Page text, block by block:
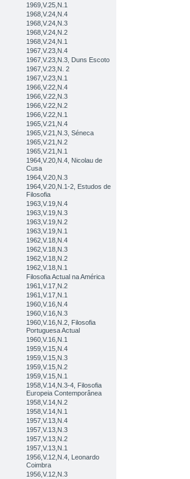
1969,V.25,N.1
1968,V.24,N.4
1968,V.24,N.3
1968,V.24,N.2
1968,V.24,N.1
1967,V.23,N.4
1967,V.23,N.3, Duns Escoto
1967,V.23,N. 2
1967,V.23,N.1
1966,V.22,N.4
1966,V.22,N.3
1966,V.22,N.2
1966,V.22,N.1
1965,V.21,N.4
1965,V.21,N.3, Séneca
1965,V.21,N.2
1965,V.21,N.1
1964,V.20,N.4, Nicolau de
Cusa
1964,V.20,N.3
1964,V.20,N.1-2, Estudos de
Filosofia
1963,V.19,N.4
1963,V.19,N.3
1963,V.19,N.2
1963,V.19,N.1
1962,V.18,N.4
1962,V.18,N.3
1962,V.18,N.2
1962,V.18,N.1
Filosofia Actual na América
1961,V.17,N.2
1961,V.17,N.1
1960,V.16,N.4
1960,V.16,N.3
1960,V.16,N.2, Filosofia
Portuguesa Actual
1960,V.16,N.1
1959,V.15,N.4
1959,V.15,N.3
1959,V.15,N.2
1959,V.15,N.1
1958,V.14,N.3-4, Filosofia
Europeia Contemporânea
1958,V.14,N.2
1958,V.14,N.1
1957,V.13,N.4
1957,V.13,N.3
1957,V.13,N.2
1957,V.13,N.1
1956,V.12,N.4, Leonardo
Coimbra
1956,V.12,N.3